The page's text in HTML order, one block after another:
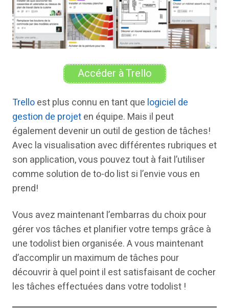
Accéder à Trello
Trelloest plus connu en tant que logiciel de
gestion de projeten équipe. Mais il peut
également devenir un outil de gestion de tâches!
Avec la visualisation avec différentes rubriques et
son application, vous pouvez tout à fait l’utiliser
comme solution de to-do list si l’envie vous en
prend!
Vous avez maintenant l’embarras du choix pour
gérer vos tâches et planifier votre temps grâce à
une todolist bien organisée. A vous maintenant
d’accomplir un maximum de tâches pour
découvrir à quel point il est satisfaisant de cocher
les tâches effectuées dans votre todolist !